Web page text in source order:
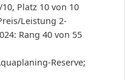
Platz 10 von 10
Leistung 2-
Rang 40 von 55
Reserve;